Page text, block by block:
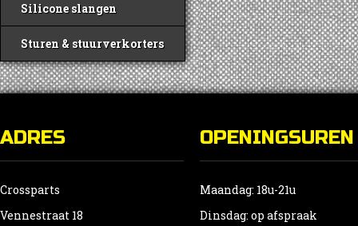
Silicone slangen
Sturen & stuurverkorters
ADRES
Crossparts
Vennestraat 18
OPENINGSUREN
Maandag: 18u-21u
Dinsdag: op afspraak